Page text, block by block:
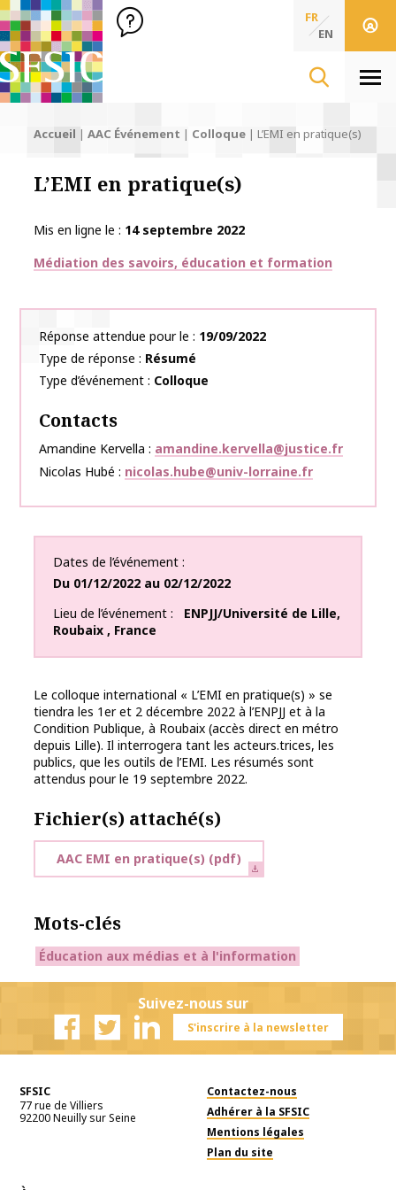
SFSIC Société Française des Sciences de l'Information & de
Société Française des Sciences
de l'Information
FR
EN
Accueil | AAC Événement | Colloque | L’EMI en pratique(s)
L’EMI en pratique(s)
Mis en ligne le
14 septembre 2022
Thématiques
Médiation des savoirs, éducation et formation
Réponse attendue pour le
19/09/2022
Type de réponse
Résumé
Type d’événement
Colloque
Contacts
Amandine Kervella
amandine.kervella@justice.fr
Nicolas Hubé
nicolas.hube@univ-lorraine.fr
Dates de l’événement
Du 01/12/2022 au 02/12/2022
Lieu de l’événement
ENPJJ/Université de Lille,
Roubaix , France
Le colloque international « L’EMI en pratique(s) » se
tiendra les 1er et 2 décembre 2022 à l’ENPJJ et à la
Condition Publique, à Roubaix (accès direct en métro
depuis Lille). Il interrogera tant les acteurs.trices, les
publics, que les outils de l’EMI. Les résumés sont
attendus pour le 19 septembre 2022.
Fichier(s) attaché(s)
AAC EMI en pratique(s) (pdf)
Mots-clés
Éducation aux médias et à l'information
Suivez-nous sur
S'inscrire à la newsletter
SFSIC
77 rue de Villiers
92200Neuilly sur Seine
Contactez-nous
Adhérer à la SFSIC
Mentions légales
Plan du site